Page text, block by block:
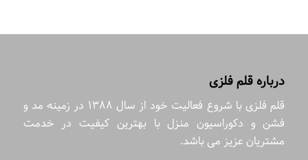
درباره قلم فلزی
قلم فلزی با شروع فعالیت خود از سال 1388 در زمینه مد و
فشن و دکوراسیون منزل با بهترین کیفیت در خدمت
مشتریان عزیز می باشد.